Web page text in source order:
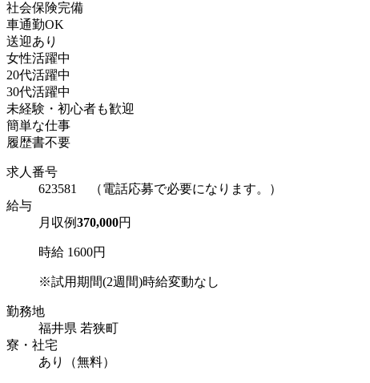
社会保険完備
車通勤OK
送迎あり
女性活躍中
20代活躍中
30代活躍中
未経験・初心者も歓迎
簡単な仕事
履歴書不要
求人番号
623581 （電話応募で必要になります。）
給与
月収例370,000円
時給 1600円
※試用期間(2週間)時給変動なし
勤務地
福井県 若狭町
寮・社宅
あり（無料）